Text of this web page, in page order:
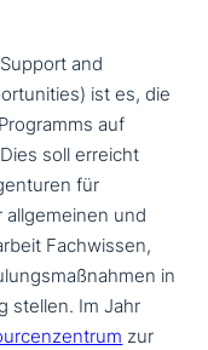
and
ist es, die
auf
soll erreicht
für
all­ge­mei­nen und
Fachwissen,
in
stellen. Im Jahr
zur